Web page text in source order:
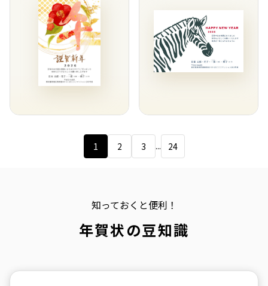
1 2 3 ... 24
知っておくと便利！
年賀状の豆知識